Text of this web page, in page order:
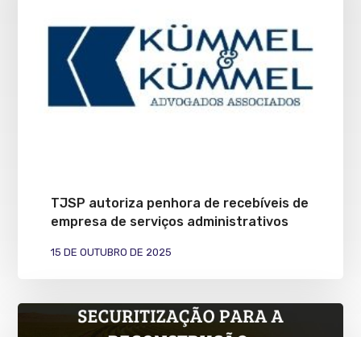
TJSP autoriza penhora de recebíveis de
empresa de serviços administrativos
15 DE OUTUBRO DE 2025